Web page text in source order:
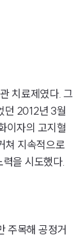
사례
업무사례
/최신동향
객후기
치료제였다. 그
던 2012년 3월
이자의 고지혈
쳐 지속적으로
을 시도했다.
주목해 공정거